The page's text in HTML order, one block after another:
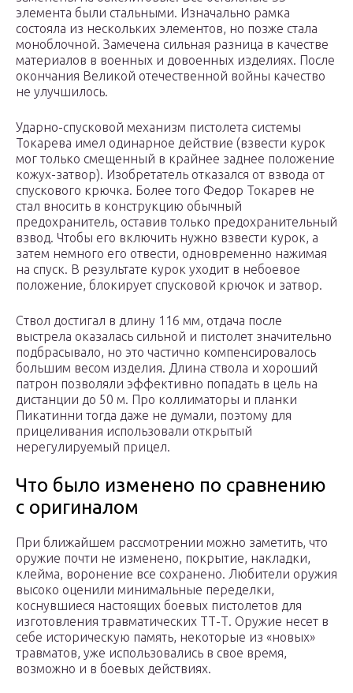
элемента были стальными. Изначально рамка
состояла из нескольких элементов, но позже стала
моноблочной. Замечена сильная разница в качестве
материалов в военных и довоенных изделиях. После
окончания Великой отечественной войны качество
не улучшилось.
Ударно-спусковой механизм пистолета системы
Токарева имел одинарное действие (взвести курок
мог только смещенный в крайнее заднее положение
кожух-затвор). Изобретатель отказался от взвода от
спускового крючка. Более того Федор Токарев не
стал вносить в конструкцию обычный
предохранитель, оставив только предохранительный
взвод. Чтобы его включить нужно взвести курок, а
затем немного его отвести, одновременно нажимая
на спуск. В результате курок уходит в небоевое
положение, блокирует спусковой крючок и затвор.
Ствол достигал в длину 116 мм, отдача после
выстрела оказалась сильной и пистолет значительно
подбрасывало, но это частично компенсировалось
большим весом изделия. Длина ствола и хороший
патрон позволяли эффективно попадать в цель на
дистанции до 50 м. Про коллиматоры и планки
Пикатинни тогда даже не думали, поэтому для
прицеливания использовали открытый
нерегулируемый прицел.
Что было изменено по сравнению
с оригиналом
При ближайшем рассмотрении можно заметить, что
оружие почти не изменено, покрытие, накладки,
клейма, воронение все сохранено. Любители оружия
высоко оценили минимальные переделки,
коснувшиеся настоящих боевых пистолетов для
изготовления травматических ТТ-Т. Оружие несет в
себе историческую память, некоторые из «новых»
травматов, уже использовались в свое время,
возможно и в боевых действиях.